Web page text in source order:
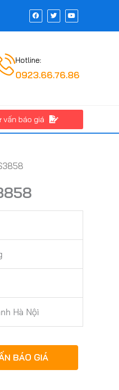
F
a
c
T
w
i
Y
o
u
Hotline:
0923.66.76.86
vấn báo giá
Hà Nội
BÁO GIÁ